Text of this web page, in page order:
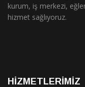
kurum, iş merkezi,
hizmet sağlıyoruz.
HİZMETLERİMİZ